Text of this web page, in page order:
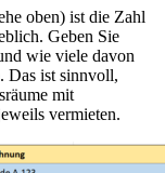
oben) ist die Zahl
Geben Sie
wie viele davon
Das ist sinnvoll,
mit
vermieten.